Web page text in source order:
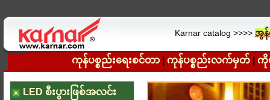
Karnar catalog >>>> အွန်
ကုန်ပစ္စည်းရေးစင်တာ ကုန်ပစ္စည်းလက်မှတ် ကို
LED စီးပွားဖြစ်အလင်း